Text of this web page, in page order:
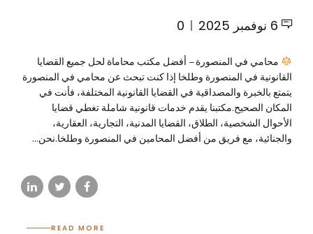
6 نوفمبر 2025 0
محامي في المنصورة – أفضل مكتب محاماة لحل جميع القضايا
القانونية في المنصورة وطلخا إذا كنت تبحث عن محامي في المنصورة
يتمتع بالخبرة والمصداقية في القضايا القانونية المختلفة، فأنت في
المكان الصحيح.مكتبنا يقدم خدمات قانونية شاملة تغطي قضايا
الأحوال الشخصية، الطلاق، القضايا المدنية، التجارية، العقارية،
والجنائية، مع فريق من أفضل المحامين في المنصورة وطلخا.نحن...
READ MORE